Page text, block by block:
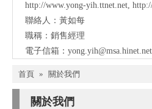
http://www.yong-yih.ttnet.net,
聯絡人：黃如每
職稱：銷售經理
電子信箱： yong.yih@msa.hinet.net
首頁 » 關於我們
關於我們